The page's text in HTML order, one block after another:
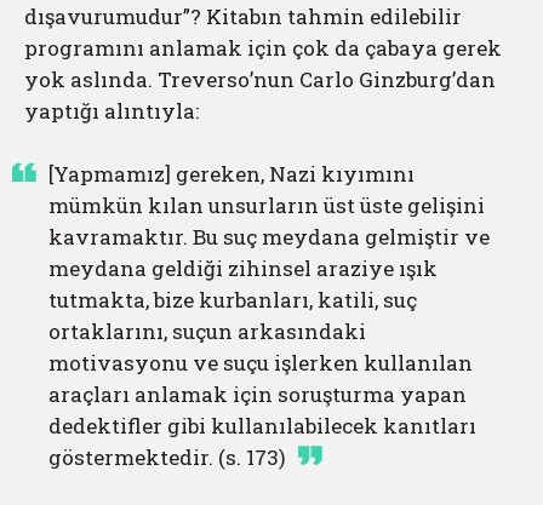
dışavurumudur”? Kitabın tahmin edilebilir
programını anlamak için çok da çabaya gerek
yok aslında. Treverso’nun Carlo Ginzburg’dan
yaptığı alıntıyla:
[Yapmamız] gereken, Nazi kıyımını
mümkün kılan unsurların üst üste gelişini
kavramaktır. Bu suç meydana gelmiştir ve
meydana geldiği zihinsel araziye ışık
tutmakta, bize kurbanları, katili, suç
ortaklarını, suçun arkasındaki
motivasyonu ve suçu işlerken kullanılan
araçları anlamak için soruşturma yapan
dedektifler gibi kullanılabilecek kanıtları
göstermektedir. (s. 173)